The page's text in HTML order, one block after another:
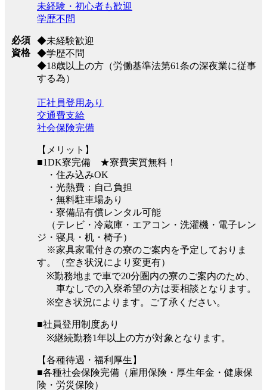
必須
資格
未経験・初心者も歓迎
学歴不問
◆未経験歓迎
◆学歴不問
◆18歳以上の方（労働基準法第61条の深夜業に従事
する為）
正社員登用あり
交通費支給
社会保険完備
【メリット】
■1DK寮完備 ★寮費実質無料！
・住み込みOK
・光熱費：自己負担
・無料駐車場あり
・寮備品有償レンタル可能
（テレビ・冷蔵庫・エアコン・洗濯機・電子レン
ジ・寝具・机・椅子）
※家具家電付きの寮のご案内を予定しておりま
す。（空き状況により変更有）
※勤務地まで車で20分圏内の寮のご案内のため、
車なしでの入寮希望の方は要相談となります。
※空き状況によります。ご了承ください。
■社員登用制度あり
※継続勤務1年以上の方が対象となります。
【各種待遇・福利厚生】
■各種社会保険完備（雇用保険・厚生年金・健康保
険・労災保険）